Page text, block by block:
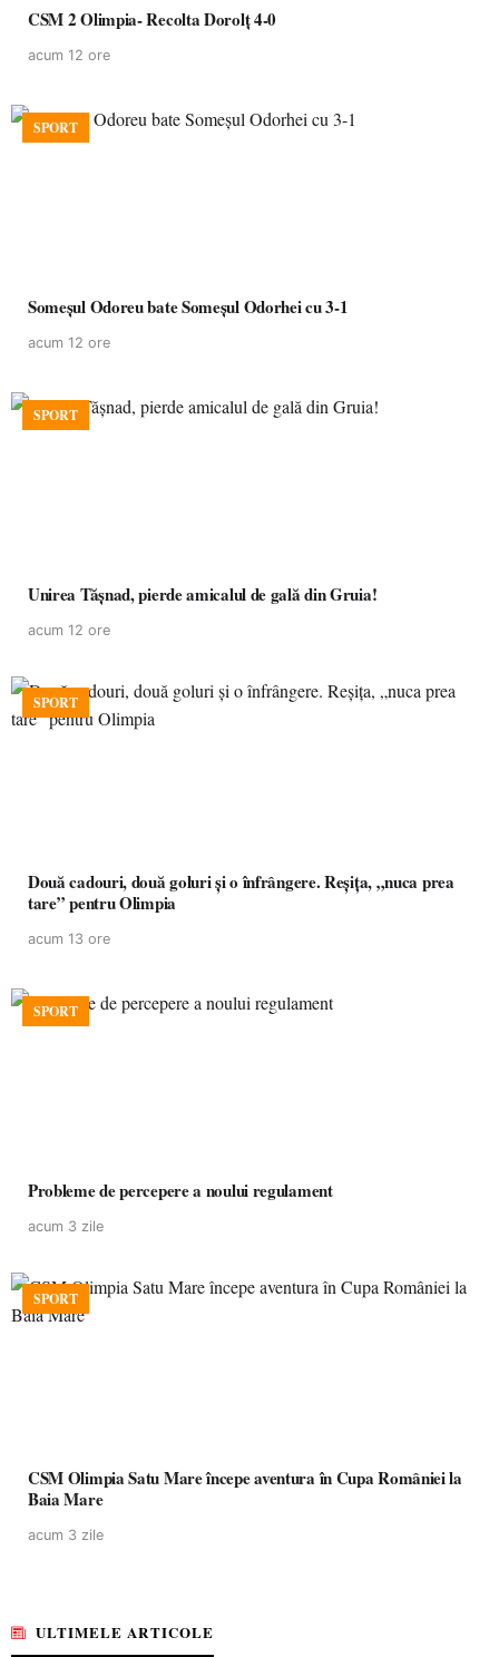
CSM 2 Olimpia- Recolta Dorolț 4-0
acum 12 ore
SPORT
Someșul Odoreu bate Someșul Odorhei cu 3-1
acum 12 ore
SPORT
Unirea Tășnad, pierde amicalul de gală din Gruia!
acum 12 ore
SPORT
Două cadouri, două goluri și o înfrângere. Reșița, „nuca prea
tare” pentru Olimpia
acum 13 ore
SPORT
Probleme de percepere a noului regulament
acum 3 zile
SPORT
CSM Olimpia Satu Mare începe aventura în Cupa României la
Baia Mare
acum 3 zile
ULTIMELE ARTICOLE